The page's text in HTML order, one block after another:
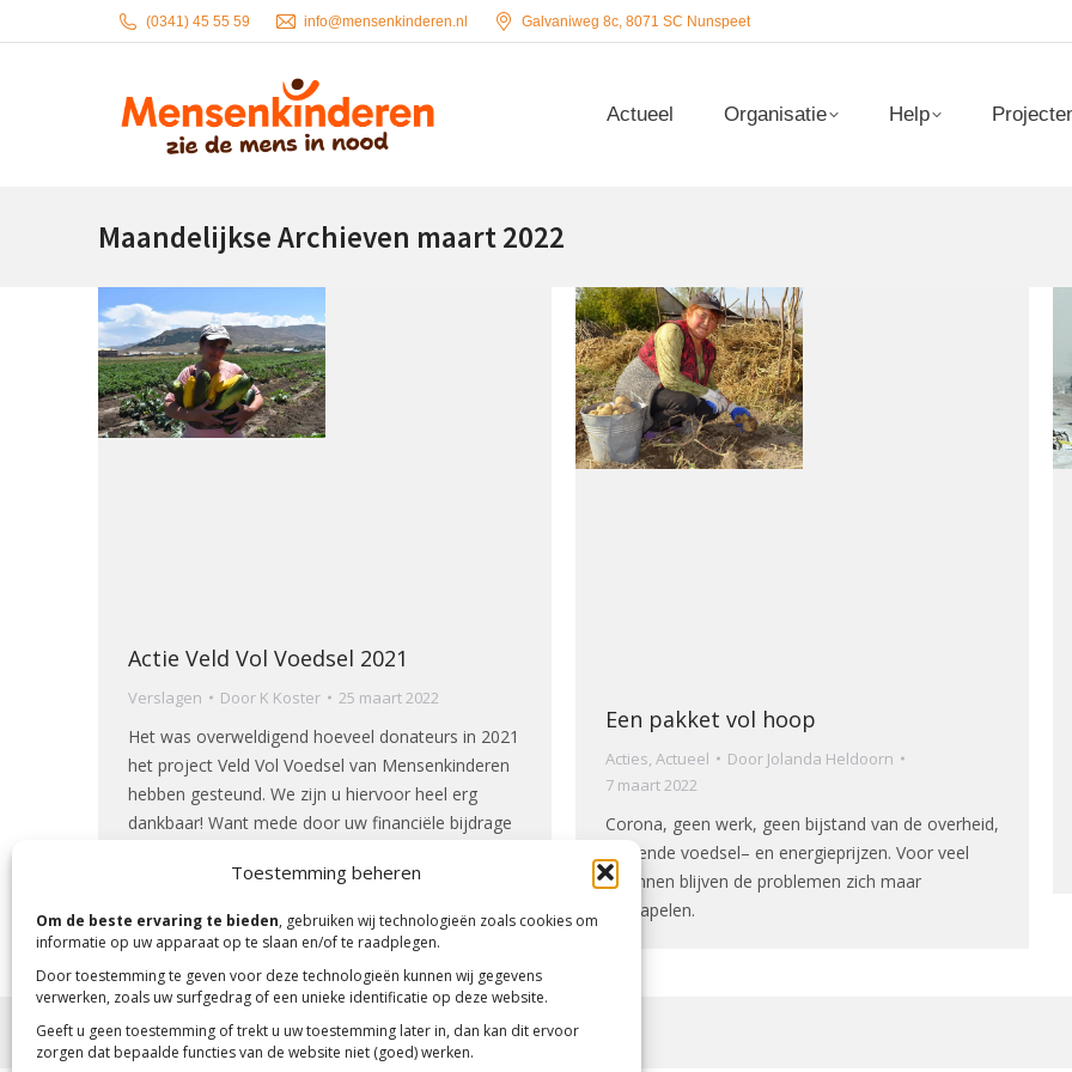
Toestemming beheren
Om de beste ervaring te bieden, gebruiken wij technologieën zoals cookies om
informatie op uw apparaat op te slaan en/of te raadplegen.
Door toestemming te geven voor deze technologieën kunnen wij gegevens
verwerken, zoals uw surfgedrag of een unieke identificatie op deze website.
Geeft u geen toestemming of trekt u uw toestemming later in, dan kan dit ervoor
zorgen dat bepaalde functies van de website niet (goed) werken.
(0341) 45 55 59 info@mensenkinderen.nl Galvaniweg 8c, 8071 SC Nunspeet
Actueel Organisatie Help
Maandelijkse Archieven maart 2022
Actie Veld Vol Voedsel 2021
Verslagen Door K Koster 25 maart 2022
Het was overweldigend hoeveel donateurs in 2021
het project Veld Vol Voedsel van Mensenkinderen
hebben gesteund. We zijn u hiervoor heel erg
dankbaar! Want mede door uw financiële bijdrage
Een pakket vol hoop
Acties, Actueel Door Jolanda Heldoorn
7 maart 2022
Corona, geen werk, geen bijstand van de overheid,
stijgende voedsel– en energieprijzen. Voor veel
gezinnen blijven de problemen zich maar
opstapelen.
Copyright 2023 - Mensenkinderen
Actueel Organisatie Help